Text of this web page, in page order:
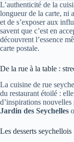
L’authenticité de la
longueur de la carte, ni
et de s’exposer aux
savent que c’est en
découvrent l’essence
carte postale.
De la rue à la table :
La cuisine de rue
du restaurant étoilé :
d’inspirations nouvelles
Jardin des Seychelles
Les desserts